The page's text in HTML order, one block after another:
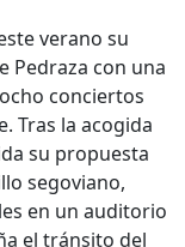
verano su
Pedraza con una
conciertos
Tras la acogida
su propuesta
segoviano,
en un auditorio
el tránsito del